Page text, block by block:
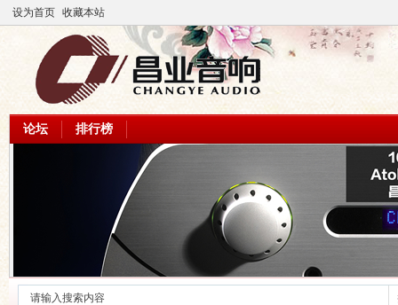
设为首页 收藏本站
论坛 排行榜